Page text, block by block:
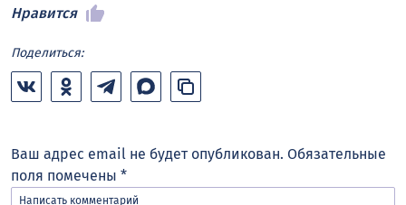
Нравится
Поделиться:
Ваш адрес email не будет опубликован. Обязательные
поля помечены *